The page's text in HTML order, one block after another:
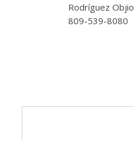
Rodríguez Objio
809-539-8080